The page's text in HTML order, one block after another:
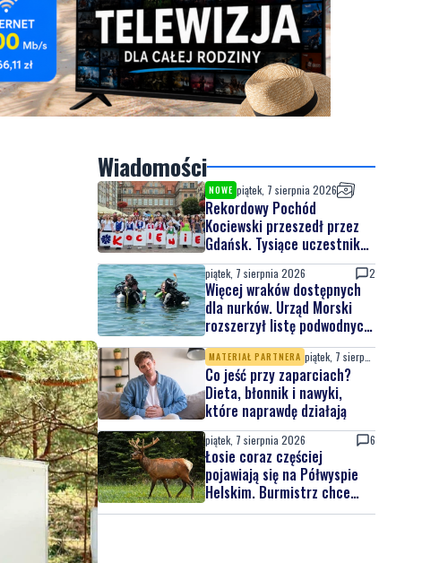
Wiadomości
NOWE piątek, 7 sierpnia 2026
Rekordowy Pochód
Kociewski przeszedł przez
Gdańsk. Tysiące uczestników
na jubileuszowej edycji
piątek, 7 sierpnia 2026 2
Więcej wraków dostępnych
dla nurków. Urząd Morski
rozszerzył listę podwodnych
atrakcji
MATERIAŁ PARTNERA
Co jeść przy zaparciach?
Dieta, błonnik i nawyki,
które naprawdę działają
piątek, 7 sierpnia 2026 6
Łosie coraz częściej
pojawiają się na Półwyspie
Helskim. Burmistrz chce
nowych znaków drogowych